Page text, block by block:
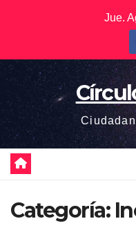
Jue.
Categoría: